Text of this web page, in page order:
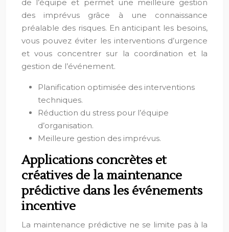
de l’équipe et permet une meilleure gestion
des imprévus grâce à une connaissance
préalable des risques. En anticipant les besoins,
vous pouvez éviter les interventions d’urgence
et vous concentrer sur la coordination et la
gestion de l’événement.
Planification optimisée des interventions
techniques.
Réduction du stress pour l’équipe
d’organisation.
Meilleure gestion des imprévus.
Applications concrètes et
créatives de la maintenance
prédictive dans les événements
incentive
La maintenance prédictive ne se limite pas à la